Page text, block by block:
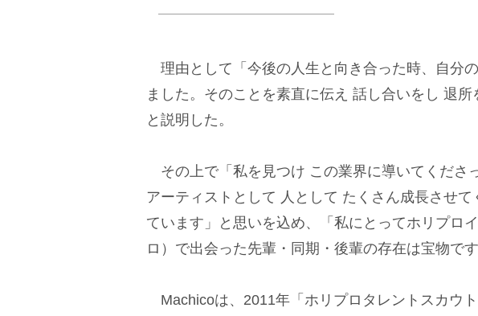
理由として「今後の人生と向き合った時、自分
ました。そのことを素直に伝え 話し合いをし 退所
と説明した。
その上で「私を見つけ この業界に導いてくださ
アーティストとして 人として たくさん成長させ
ています」と思いを込め、「私にとってホリプロ
ロ）で出会った先輩・同期・後輩の存在は宝物で
Machicoは、2011年「ホリプロタレントスカウ